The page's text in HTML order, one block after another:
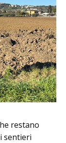
restano
sentieri